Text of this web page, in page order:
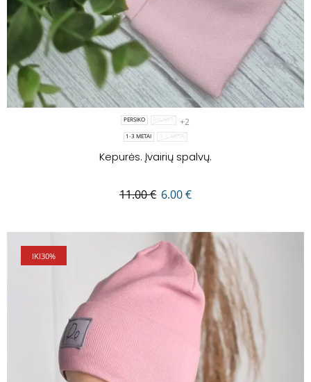
PERSIKO RAUSVA +2
1-3 METAI 3-5 METAI
Kepurės. Įvairių spalvų.
11.00€ 6.00€
IKI30%